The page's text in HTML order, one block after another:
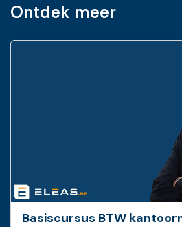
Ontdek meer
Basiscursus BTW